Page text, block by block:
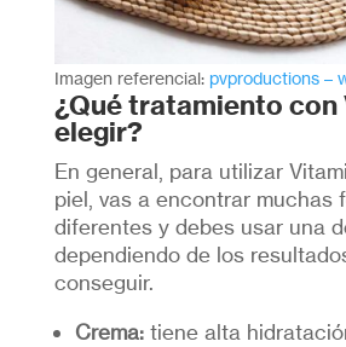
Imagen referencial: pvproductions –
¿Qué tratamiento con
elegir?
En general, para utilizar
piel, vas a encontrar muchas
diferentes y debes usar una
dependiendo de los
conseguir.
Crema: tiene alta